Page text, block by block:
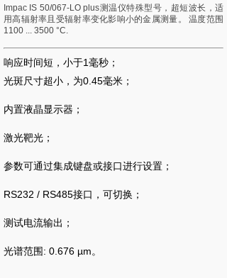
Impac IS 50/067-LO plus测温仪特殊型号，超短波长，适
用高辐射率且受辐射率变化影响小的金属测量。 温度范围
1100 ... 3500 °C.
响应时间短，小于1毫秒；
光斑尺寸超小，为0.45毫米；
内置液晶显示器；
激光靶光；
参数可通过集成键盘或接口进行设置；
RS232 / RS485接口，可切换；
测试电流输出；
光谱范围: 0.676 µm。